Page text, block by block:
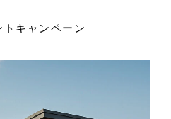
キャンペーン